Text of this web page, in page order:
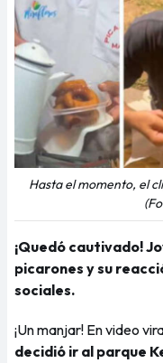
Hasta el momento, el
¡Quedó cautivado!
picarones y su
sociales.
¡Un manjar! En video
decidió ir al parque